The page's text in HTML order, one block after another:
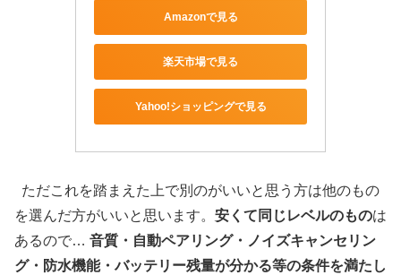
Amazonで見る
楽天市場で見る
Yahoo!ショッピングで見る
ただこれを踏まえた上で別のがいいと思う方は他のもの
を選んだ方がいいと思います。 安くて同じレベルのものは
あるので… 音質・自動ペアリング・ノイズキャンセリン
グ・防水機能・バッテリー残量が分かる等の条件を満たし